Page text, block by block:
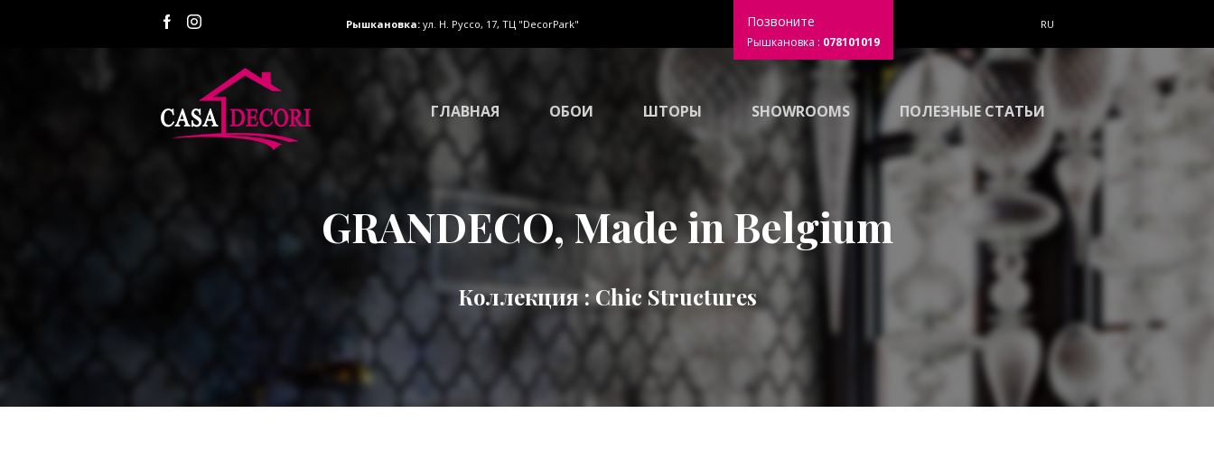
Рышкановка: ул. Н. Руссо, 17, ТЦ "DecorPark" Позвоните
Рышкановка : 078101019
RU
ГЛАВНАЯ ОБОИ ШТОРЫ SHOWROOMS ПОЛЕЗНЫЕ СТАТЬИ
GRANDECO, Made in Belgium
Коллекция : Chic Structures